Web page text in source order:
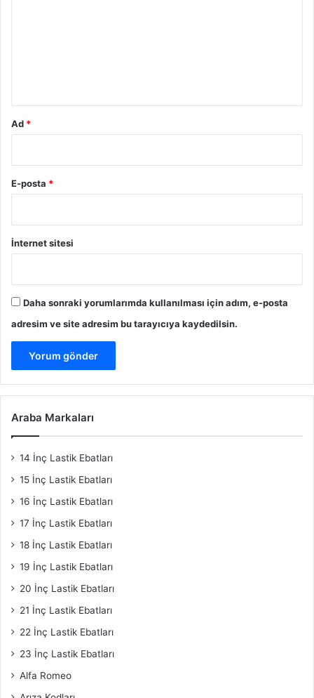
Ad *
E-posta *
İnternet sitesi
Daha sonraki yorumlarımda kullanılması için adım, e-posta
adresim ve site adresim bu tarayıcıya kaydedilsin.
Araba Markaları
14 İnç Lastik Ebatları
15 İnç Lastik Ebatları
16 İnç Lastik Ebatları
17 İnç Lastik Ebatları
18 İnç Lastik Ebatları
19 İnç Lastik Ebatları
20 İnç Lastik Ebatları
21 İnç Lastik Ebatları
22 İnç Lastik Ebatları
23 İnç Lastik Ebatları
Alfa Romeo